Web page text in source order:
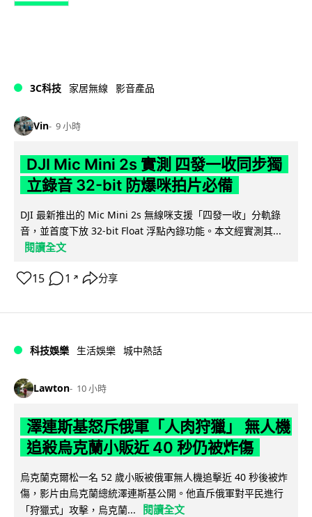
3C科技 家居無線 影音產品
Vin 9 小時
DJI Mic Mini 2s 實測 四發一收同步獨
立錄音 32-bit 防爆咪拍片必備
DJI 最新推出的 Mic Mini 2s 無線咪支援「四發一收」分軌錄
音，並首度下放 32-bit Float 浮點內錄功能。本文經實測其...
閱讀全文
15 1 ↗ 分享
科技娛樂 生活娛樂 城中熱話
Lawton 10 小時
澤連斯基怒斥俄軍「人肉狩獵」 無人機
追殺烏克蘭小販近 40 秒仍被炸傷
烏克蘭克爾松一名 52 歲小販被俄軍無人機追擊近 40 秒後被炸
傷，影片由烏克蘭總統澤連斯基公開。他直斥俄軍對平民進行
「狩獵式」攻擊，烏克蘭...
閱讀全文